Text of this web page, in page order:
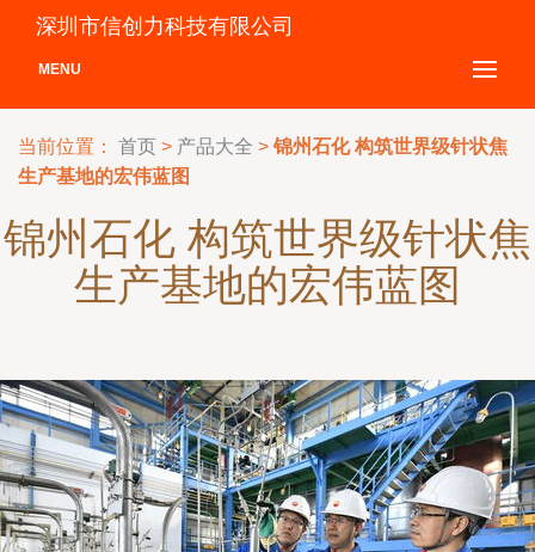
深圳市信创力科技有限公司
MENU
当前位置： 首页 > 产品大全 > 锦州石化 构筑世界级针状焦
生产基地的宏伟蓝图
锦州石化 构筑世界级针状焦
生产基地的宏伟蓝图